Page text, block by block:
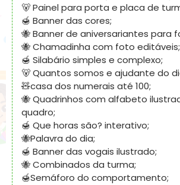
🐻 Painel para porta e placa de
🍯 Banner das cores;
🐝 Banner de aniversariantes para
🐝 Chamadinha com foto editáveis;
🍯 Silabário simples e complexo;
🐻 Quantos somos e ajudante do
🧸casa dos numerais até 100;
🐝 Quadrinhos com alfabeto
quadro;
🍯 Que horas são? interativo;
🐝Palavra do dia;
🍯 Banner das vogais ilustrado;
🐝 Combinados da turma;
🍯Semáforo do comportamento;